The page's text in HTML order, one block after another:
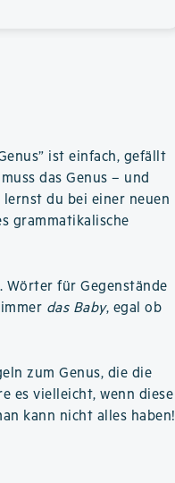
ist einfach, gefällt
das Genus – und
du bei einer neuen
grammatikalische
für Gegenstände
das Baby, egal ob
zum Genus, die die
es vielleicht, wenn diese
kann nicht alles haben!